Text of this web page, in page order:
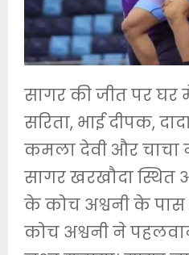
सागर की जीत पर घर
सरिता, भाई दीपक,
कमला देवी और चाचा
सागर खरखौदा स्थित
के कोच अश्वनी के
कोच अश्वनी ने